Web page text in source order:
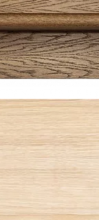
и белья
и белья
и белья
и белья
и белья
и белья
и белья